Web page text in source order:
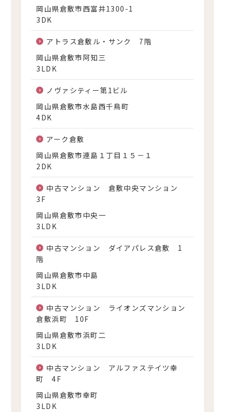
岡山県倉敷市西富井1300-1
3DK
アトラス倉敷ル・サンク 7階
岡山県倉敷市阿知三
3LDK
ノヴァシティー第1ビル
岡山県倉敷市水島西千鳥町
4DK
アーク倉敷
岡山県倉敷市連島１丁目１５－１
2DK
中古マンション 倉敷中央マンション
3F
岡山県倉敷市中央一
3LDK
中古マンション ダイアパレス倉敷 1
階
岡山県倉敷市中島
3LDK
中古マンション ライオンズマンション
倉敷浜町 10F
岡山県倉敷市浜町二
3LDK
中古マンション アルファステイツ幸
町 4F
岡山県倉敷市幸町
3LDK